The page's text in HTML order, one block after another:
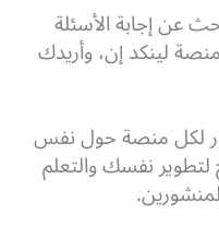
عن إجابة الأسئلة
لينكد إن، وأريدك
لكل منصة حول نفس
بعنوان ( 5 نصائح لتطوير نفسك والتعلم